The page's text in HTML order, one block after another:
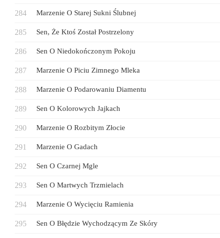
Marzenie O Starej Sukni Ślubnej
Sen, Że Ktoś Został Postrzelony
Sen O Niedokończonym Pokoju
Marzenie O Piciu Zimnego Mleka
Marzenie O Podarowaniu Diamentu
Sen O Kolorowych Jajkach
Marzenie O Rozbitym Złocie
Marzenie O Gadach
Sen O Czarnej Mgle
Sen O Martwych Trzmielach
Marzenie O Wycięciu Ramienia
Sen O Błędzie Wychodzącym Ze Skóry